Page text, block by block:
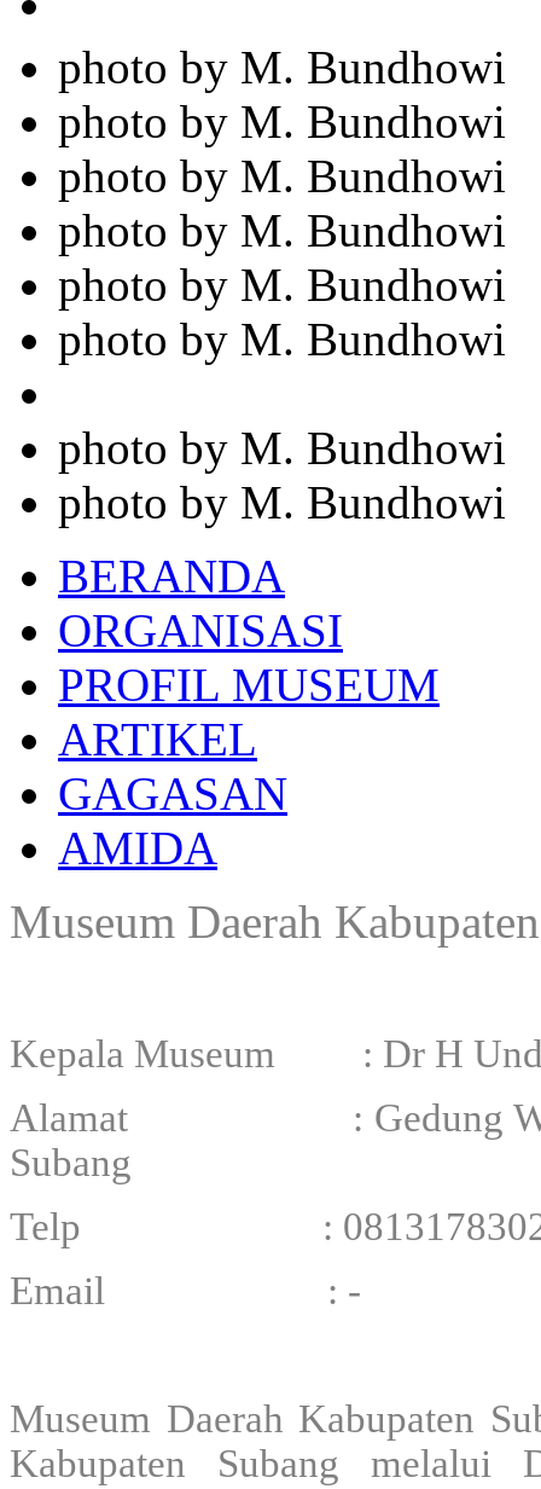
photo by M. Bundhowi
photo by M. Bundhowi
photo by M. Bundhowi
photo by M. Bundhowi
photo by M. Bundhowi
photo by M. Bundhowi
photo by M. Bundhowi
photo by M. Bundhowi
BERANDA
ORGANISASI
PROFIL MUSEUM
ARTIKEL
GAGASAN
AMIDA
Museum Daerah
Kepala Museum : Dr H
Alamat : Gedung Wisma
Subang
Telp :
Email : -
Museum Daerah Kabupaten
Kabupaten Subang melalui